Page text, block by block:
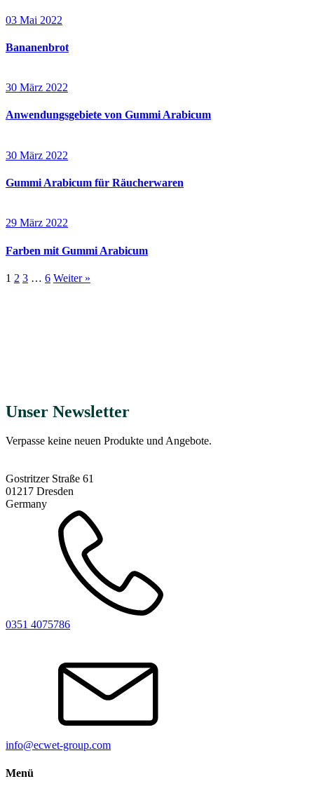
03 Mai 2022
Bananenbrot
30 März 2022
Anwendungsgebiete von Gummi Arabicum
30 März 2022
Gummi Arabicum für Räucherwaren
29 März 2022
Farben mit Gummi Arabicum
1 2 3 … 6 Weiter »
Unser Newsletter
Verpasse keine neuen Produkte und Angebote.
Gostritzer Straße 61
01217 Dresden
Germany
0351 4075786
info@ecwet-group.com
Menü